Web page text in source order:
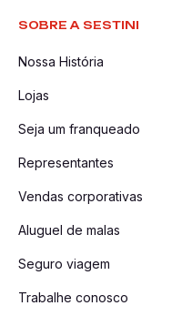
SOBRE A SESTINI
Nossa História
Lojas
Seja um franqueado
Representantes
Vendas corporativas
Aluguel de malas
Seguro viagem
Trabalhe conosco